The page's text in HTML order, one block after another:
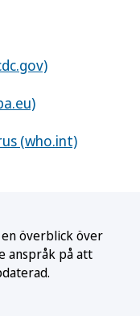
(who.int)
överblick över
anspråk på att